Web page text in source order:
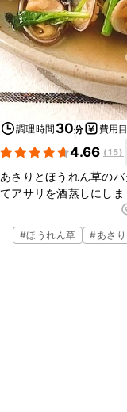
調理時間 30分 費用
4.66 (15)
あさりとほうれん草の
てアサリを酒蒸しにし
れん草との相性も抜群
#ほうれん草 #あさり